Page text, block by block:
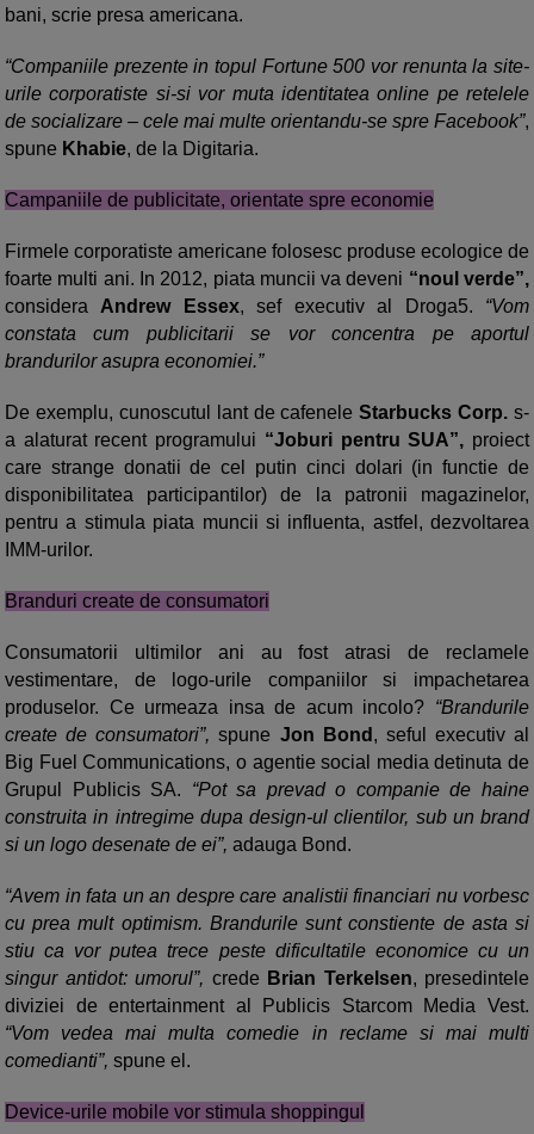
bani, scrie presa americana.
“Companiile prezente in topul Fortune 500 vor renunta la site-
urile corporatiste si-si vor muta identitatea online pe retelele
de socializare – cele mai multe orientandu-se spre Facebook”,
spune Khabie, de la Digitaria.
Campaniile de publicitate, orientate spre economie
Firmele corporatiste americane folosesc produse ecologice de
foarte multi ani. In 2012, piata muncii va deveni “noul verde”,
considera Andrew Essex, sef executiv al Droga5. “Vom
constata cum publicitarii se vor concentra pe aportul
brandurilor asupra economiei.”
De exemplu, cunoscutul lant de cafeneleStarbucks Corp. s-
a alaturat recent programului “Joburi pentru SUA”, proiect
care strange donatii de cel putin cinci dolari (in functie de
disponibilitatea participantilor) de la patronii magazinelor,
pentru a stimula piata muncii si influenta, astfel, dezvoltarea
IMM-urilor.
Branduri create de consumatori
Consumatorii ultimilor ani au fost atrasi de reclamele
vestimentare, de logo-urile companiilor si impachetarea
produselor. Ce urmeaza insa de acum incolo? “Brandurile
create de consumatori”, spune Jon Bond , seful executiv al
Big Fuel Communications, o agentie social media detinuta de
Grupul Publicis SA. “Pot sa prevad o companie de haine
construita in intregime dupa design-ul clientilor, sub un brand
si un logo desenate de ei”, adauga Bond.
“Avem in fata un an despre care analistii financiari nu vorbesc
cu prea mult optimism. Brandurile sunt constiente de asta si
stiu ca vor putea trece peste dificultatile economice cu un
singur antidot: umorul”, crede Brian Terkelsen, presedintele
diviziei de entertainment al Publicis Starcom Media Vest.
“Vom vedea mai multa comedie in reclame si mai multi
comedianti”, spune el.
Device-urile mobile vor stimula shoppingul